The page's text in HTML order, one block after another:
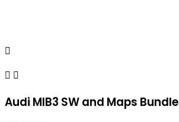

 
Audi MIB3 SW and Maps Bundle